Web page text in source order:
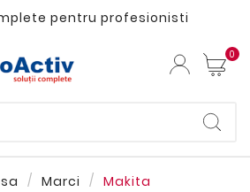
pentru profesionisti
0
Marci
Makita